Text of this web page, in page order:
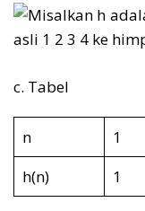
c. Tabel
n 1
h(n)
1